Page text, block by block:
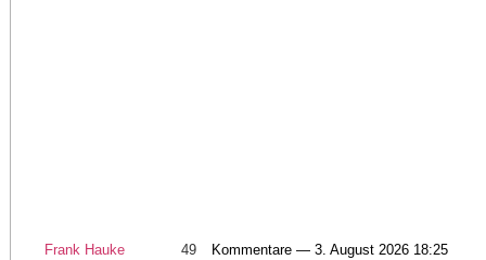
Frank Hauke 49 Kommentare — 3. August 2026 18:25